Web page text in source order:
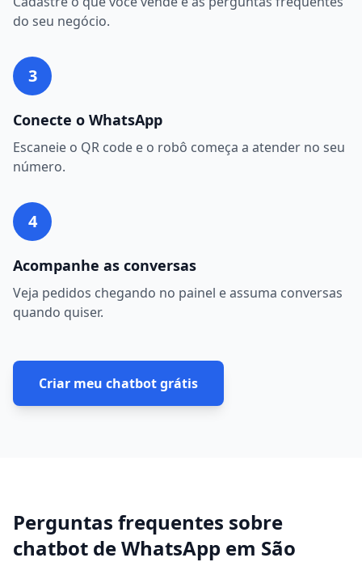
do seu negócio.
3
Conecte o WhatsApp
Escaneie o QR code e o robô começa a atender no seu
número.
4
Acompanhe as conversas
Veja pedidos chegando no painel e assuma conversas
quando quiser.
Criar meu chatbot grátis
Perguntas frequentes sobre
chatbot de WhatsApp em São